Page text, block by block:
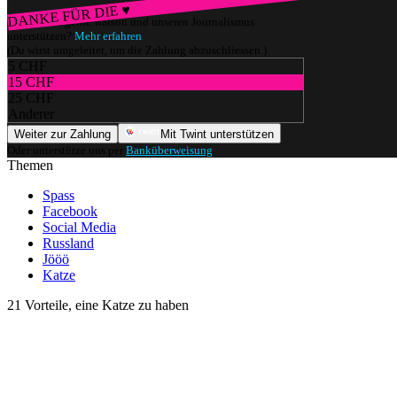
DANKE FÜR DIE ♥
Würdest du gerne watson und unseren Journalismus
unterstützen? Mehr erfahren
(Du wirst umgeleitet, um die Zahlung abzuschliessen.)
5 CHF
15 CHF
25 CHF
Anderer
Weiter zur Zahlung
Mit Twint unterstützen
Oder unterstütze uns per Banküberweisung
Themen
Spass
Facebook
Social Media
Russland
Jööö
Katze
21 Vorteile, eine Katze zu haben